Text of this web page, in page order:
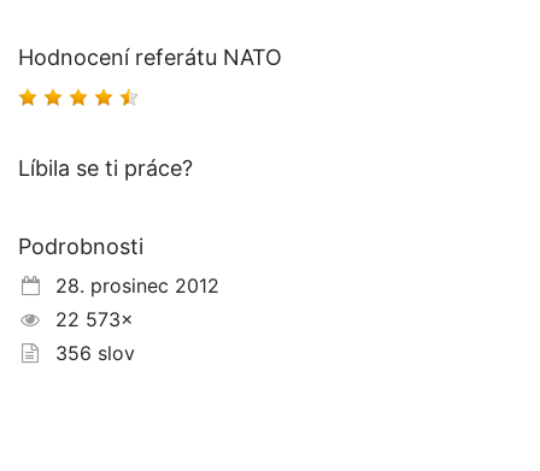
Hodnocení referátu NATO
Líbila se ti práce?
Podrobnosti
28. prosinec 2012
22 573×
356 slov